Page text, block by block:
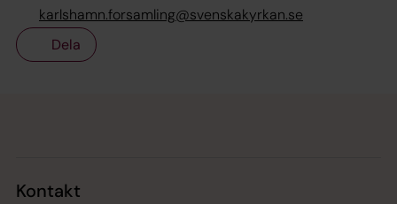
karlshamn.forsamling@svenskakyrkan.se
Dela
Kontakt